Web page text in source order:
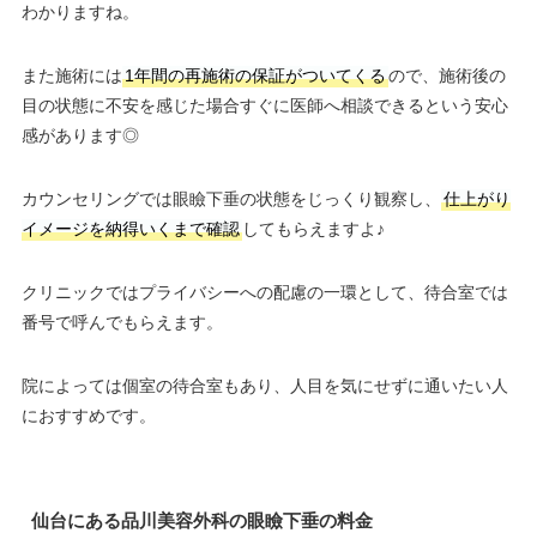
わかりますね。
また施術には1年間の再施術の保証がついてくるので、施術後の
目の状態に不安を感じた場合すぐに医師へ相談できるという安心
感があります◎
カウンセリングでは眼瞼下垂の状態をじっくり観察し、
仕上がり
イメージを納得いくまで確認してもらえますよ♪
クリニックではプライバシーへの配慮の一環として、待合室では
番号で呼んでもらえます。
院によっては個室の待合室もあり、人目を気にせずに通いたい人
におすすめです。
仙台にある品川美容外科の眼瞼下垂の料金